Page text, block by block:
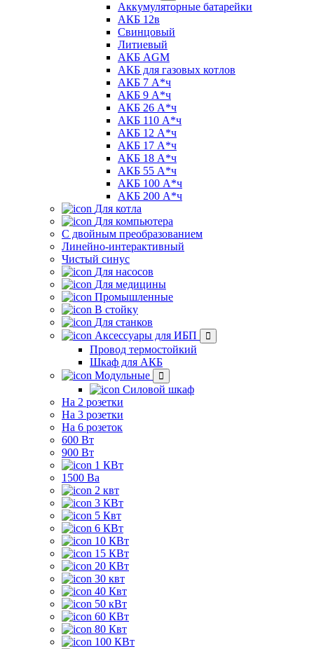
Аккумуляторные батарейки
АКБ 12в
Свинцовый
Литиевый
АКБ AGM
АКБ для газовых котлов
АКБ 7 А*ч
АКБ 9 А*ч
АКБ 26 А*ч
АКБ 110 А*ч
АКБ 12 А*ч
АКБ 17 А*ч
АКБ 18 А*ч
АКБ 55 А*ч
АКБ 100 А*ч
АКБ 200 А*ч
Для котла
Для компьютера
C двойным преобразованием
Линейно-интерактивный
Чистый синус
Для насосов
Для медицины
Промышленные
В стойку
Для станков
Аксессуары для ИБП
Провод термостойкий
Шкаф для АКБ
Модульные
Силовой шкаф
На 2 розетки
На 3 розетки
На 6 розеток
600 Вт
900 Вт
1 КВт
1500 Ва
2 квт
3 КВт
5 Квт
6 КВт
10 КВт
15 КВт
20 КВт
30 квт
40 Квт
50 кВт
60 КВт
80 Квт
100 КВт